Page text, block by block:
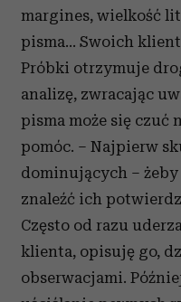
margines, wielkość
pisma... Swoich
Próbki otrzymuje
analizę, zwracając
pisma może się czuć
pomóc. – Najpierw
dominujących – żeby
znaleźć ich
Często od razu
klienta, opisuję go,
obserwacjami.